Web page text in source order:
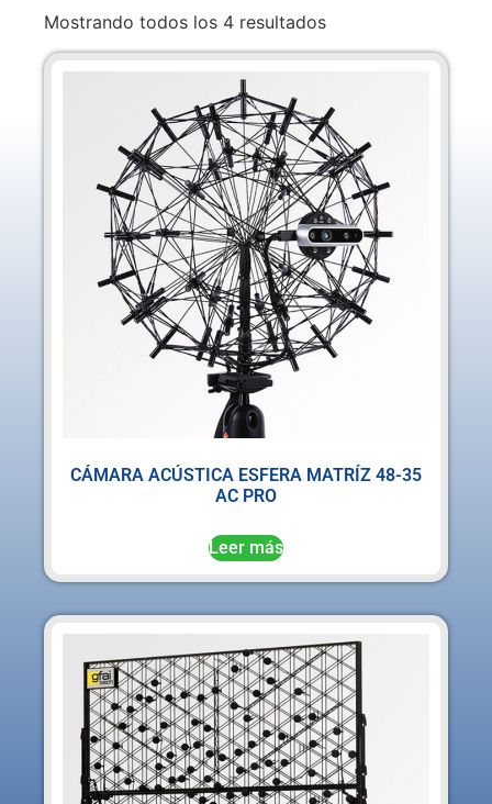
Mostrando todos los 4 resultados
CÁMARA ACÚSTICA ESFERA MATRÍZ 48-35
AC PRO
Leer más